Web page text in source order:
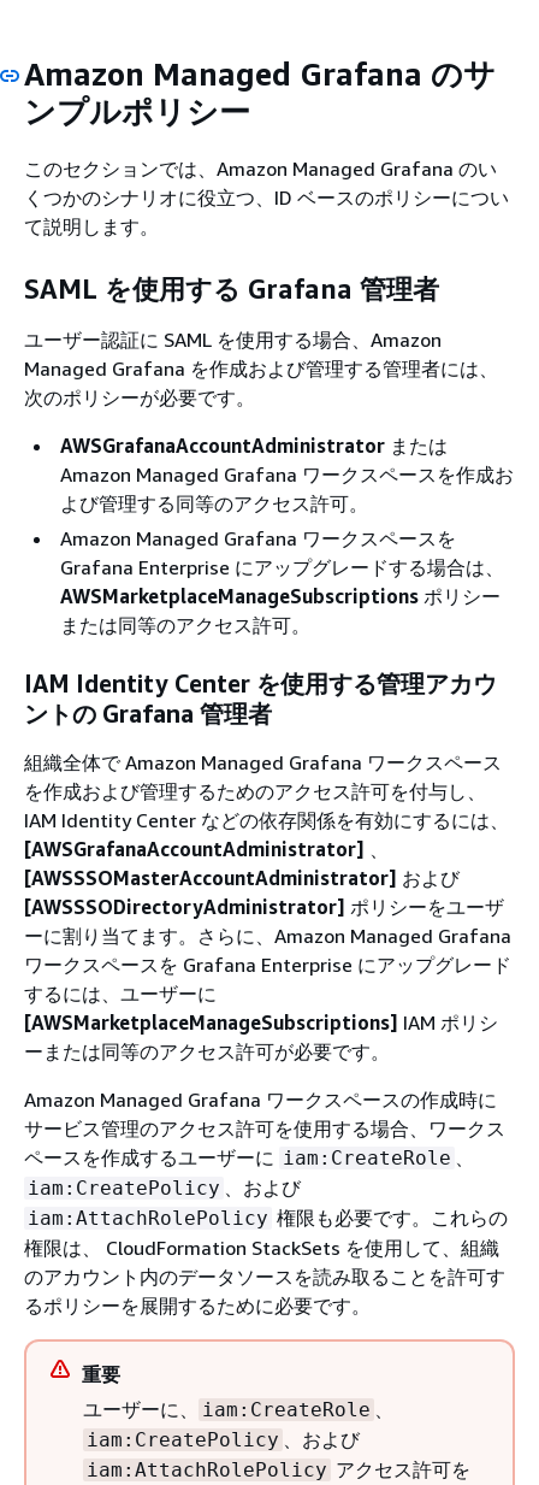
Amazon Managed Grafana のサ
ンプルポリシー
このセクションでは、Amazon Managed Grafana のい
くつかのシナリオに役立つ、ID ベースのポリシーについ
て説明します。
SAML を使用する Grafana 管理者
ユーザー認証に SAML を使用する場合、Amazon
Managed Grafana を作成および管理する管理者には、
次のポリシーが必要です。
AWSGrafanaAccountAdministrator または
Amazon Managed Grafana ワークスペースを作成お
よび管理する同等のアクセス許可。
Amazon Managed Grafana ワークスペースを
Grafana Enterprise にアップグレードする場合は、
AWSMarketplaceManageSubscriptions ポリシー
または同等のアクセス許可。
IAM Identity Center を使用する管理アカウ
ントの Grafana 管理者
組織全体で Amazon Managed Grafana ワークスペース
を作成および管理するためのアクセス許可を付与し、
IAM Identity Center などの依存関係を有効にするには、
[AWSGrafanaAccountAdministrator]
[AWSSSOMasterAccountAdministrator] および
[AWSSSODirectoryAdministrator] ポリシーをユーザ
ーに割り当てます。さらに、Amazon Managed Grafana
ワークスペースを Grafana Enterprise にアップグレード
するには、ユーザーに
[AWSMarketplaceManageSubscriptions] IAM ポリシ
ーまたは同等のアクセス許可が必要です。
Amazon Managed Grafana ワークスペースの作成時に
サービス管理のアクセス許可を使用する場合、ワークス
ペースを作成するユーザーに iam:CreateRole
iam:CreatePolicy 、および
iam:AttachRolePolicy 権限も必要です。これらの
権限は、 CloudFormation StackSets を使用して、組織
のアカウント内のデータソースを読み取ることを許可す
るポリシーを展開するために必要です。
重要
ユーザーに、
iam:CreateRole
iam:CreatePolicy 、および
iam:AttachRolePolicy アクセス許可を